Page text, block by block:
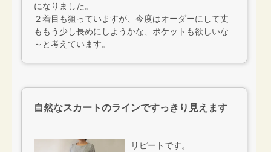
になりました。
２着目も狙っていますが、今度はオーダーにして丈
ももう少し長めにしようかな、ポケットも欲しいな
～と考えています。
自然なスカートのラインですっきり見えます
リピートです。